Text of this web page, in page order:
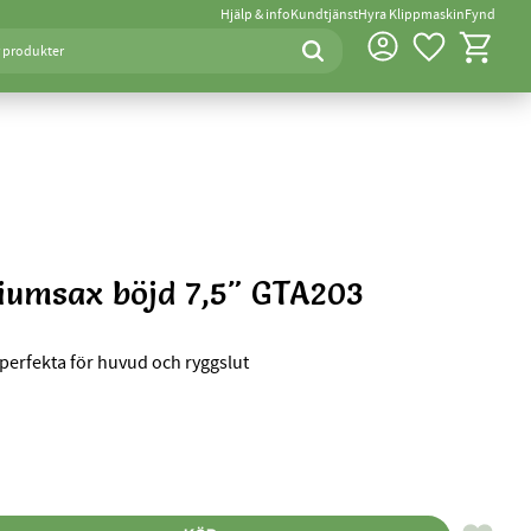
Hjälp & infoKundtjänstHyra KlippmaskinFynd
Favoriter
Kundvagn
böjd 7,5" GTA203
för huvud och ryggslut